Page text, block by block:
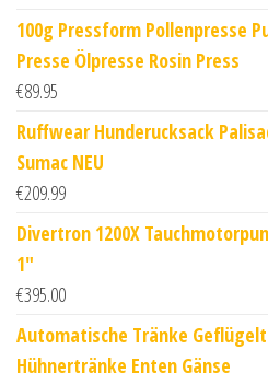
100g Pressform Pollenpresse
Presse Ölpresse Rosin Press
€89.95
Ruffwear Hunderucksack
Sumac NEU
€209.99
Divertron 1200X
1"
€395.00
Automatische Tränke
Hühnertränke Enten Gänse